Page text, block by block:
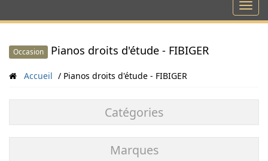
Occasion Pianos droits d'étude - FIBIGER
Accueil Pianos droits d'étude - FIBIGER
Catégories
Marques